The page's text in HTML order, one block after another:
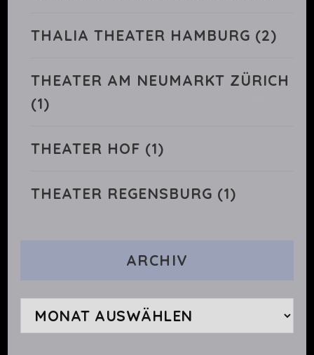
THALIA THEATER HAMBURG (2)
THEATER AM NEUMARKT ZÜRICH
(1)
THEATER HOF (1)
THEATER REGENSBURG (1)
ARCHIV
Archiv